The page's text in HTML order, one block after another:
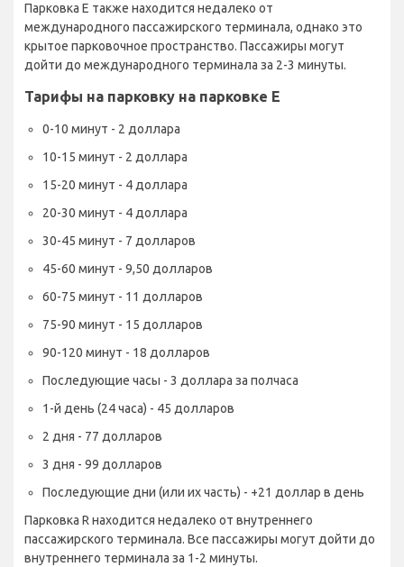
Парковка E также находится недалеко от
международного пассажирского терминала, однако это
крытое парковочное пространство. Пассажиры могут
дойти до международного терминала за 2-3 минуты.
Тарифы на парковку на парковке E
0-10 минут - 2 доллара
10-15 минут - 2 доллара
15-20 минут - 4 доллара
20-30 минут - 4 доллара
30-45 минут - 7 долларов
45-60 минут - 9,50 долларов
60-75 минут - 11 долларов
75-90 минут - 15 долларов
90-120 минут - 18 долларов
Последующие часы - 3 доллара за полчаса
1-й день (24 часа) - 45 долларов
2 дня - 77 долларов
3 дня - 99 долларов
Последующие дни (или их часть) - +21 доллар в день
Парковка R находится недалеко от внутреннего
пассажирского терминала. Все пассажиры могут дойти до
внутреннего терминала за 1-2 минуты.